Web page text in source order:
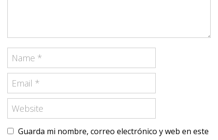
Guarda mi nombre, correo electrónico y web en este